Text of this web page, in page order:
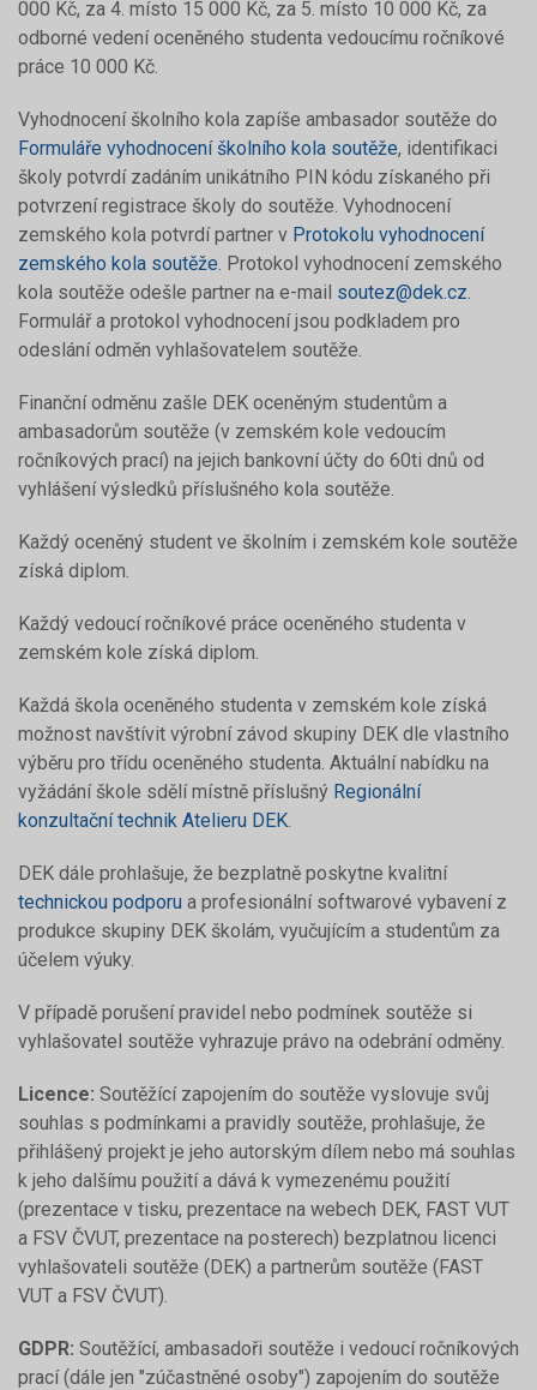
000 Kč, za 4. místo 15 000 Kč, za 5. místo 10 000 Kč, za
odborné vedení oceněného studenta vedoucímu ročníkové
práce 10 000 Kč.
Vyhodnocení školního kola zapíše ambasador soutěže do
Formuláře vyhodnocení školního kola soutěže, identifikaci
školy potvrdí zadáním unikátního PIN kódu získaného při
potvrzení registrace školy do soutěže. Vyhodnocení
zemského kola potvrdí partner v Protokolu vyhodnocení
zemského kola soutěže. Protokol vyhodnocení zemského
kola soutěže odešle partner na e-mail soutez@dek.cz.
Formulář a protokol vyhodnocení jsou podkladem pro
odeslání odměn vyhlašovatelem soutěže.
Finanční odměnu zašle DEK oceněným studentům a
ambasadorům soutěže (v zemském kole vedoucím
ročníkových prací) na jejich bankovní účty do 60ti dnů od
vyhlášení výsledků příslušného kola soutěže.
Každý oceněný student ve školním i zemském kole soutěže
získá diplom.
Každý vedoucí ročníkové práce oceněného studenta v
zemském kole získá diplom.
Každá škola oceněného studenta v zemském kole získá
možnost navštívit výrobní závod skupiny DEK dle vlastního
výběru pro třídu oceněného studenta. Aktuální nabídku na
vyžádání škole sdělí místně příslušný Regionální
konzultační technik Atelieru DEK.
DEK dále prohlašuje, že bezplatně poskytne kvalitní
technickou podporu a profesionální softwarové vybavení z
produkce skupiny DEK školám, vyučujícím a studentům za
účelem výuky.
V případě porušení pravidel nebo podmínek soutěže si
vyhlašovatel soutěže vyhrazuje právo na odebrání odměny.
Licence: Soutěžící zapojením do soutěže vyslovuje svůj
souhlas s podmínkami a pravidly soutěže, prohlašuje, že
přihlášený projekt je jeho autorským dílem nebo má souhlas
k jeho dalšímu použití a dává k vymezenému použití
(prezentace v tisku, prezentace na webech DEK, FAST VUT
a FSV ČVUT, prezentace na posterech) bezplatnou licenci
vyhlašovateli soutěže (DEK) a partnerům soutěže (FAST
VUT a FSV ČVUT).
GDPR: Soutěžící, ambasadoři soutěže i vedoucí ročníkových
prací (dále jen "zúčastněné osoby") zapojením do soutěže